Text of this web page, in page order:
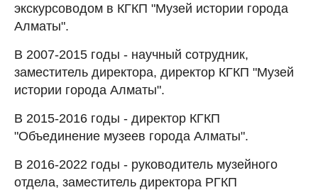
экскурсоводом в КГКП "Музей истории города
Алматы".
В 2007-2015 годы - научный сотрудник,
заместитель директора, директор КГКП "Музей
истории города Алматы".
В 2015-2016 годы - директор КГКП
"Объединение музеев города Алматы".
В 2016-2022 годы - руководитель музейного
отдела, заместитель директора РГКП